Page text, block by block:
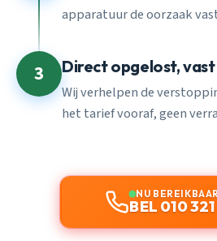
apparatuur de oorzaak
3 Direct opgelost,
Wij verhelpen de
het tarief vooraf, geen
NU BEREIKBAAR
BEL 010